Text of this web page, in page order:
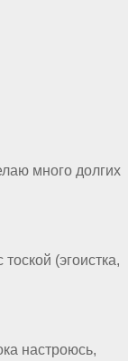
много долгих
(эгоистка,
настроюсь,